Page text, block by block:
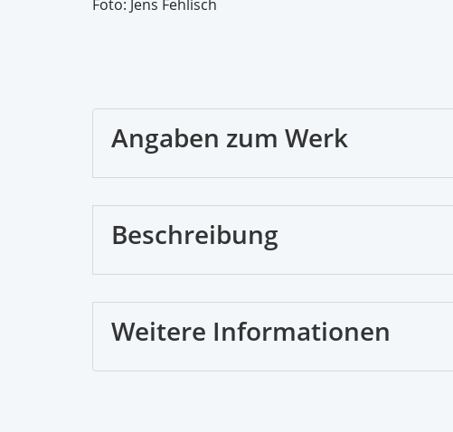
Foto: Jens Fehlisch
Angaben zum Werk
Beschreibung
Weitere Informationen